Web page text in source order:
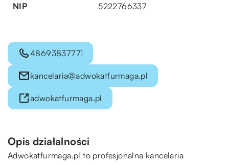
NIP 5222766337
48693837771
kancelaria@adwokatfurmaga.pl
adwokatfurmaga.pl
Opis działalności
Adwokatfurmaga.pl to profesjonalna kancelaria